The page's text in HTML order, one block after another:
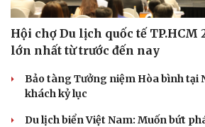
Hội chợ Du lịch quốc tế TP.HCM
lớn nhất từ trước đến nay
Bảo tàng Tưởng niệm Hòa bình tại
khách kỷ lục
Du lịch biển Việt Nam: Muốn bứt